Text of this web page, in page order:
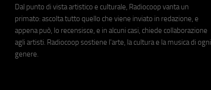
Dal punto di vista artistico e culturale, Radiocoop vanta un
primato: ascolta tutto quello che viene inviato in redazione, e
appena può, lo recensisce, e in alcuni casi, chiede collaborazione
agli artisti. Radiocoop sostiene l'arte, la cultura e la musica di ogni
genere.